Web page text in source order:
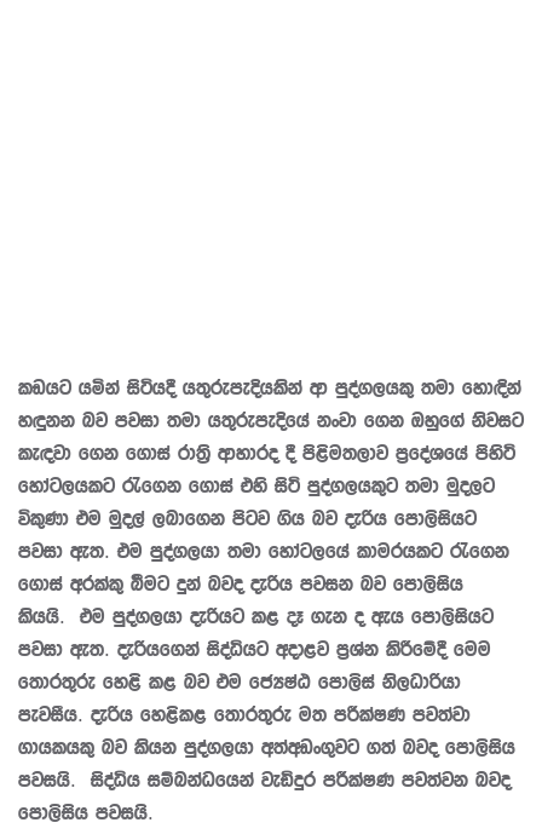
කඩයට යමින් සිටියදී යතුරුපැදියකින් ආ පුද්ගලයකු තමා හොඳින්
හඳුනන බව පවසා තමා යතුරුපැදියේ නංවා ගෙන ඔහුගේ නිවසට
කැඳවා ගෙන ගොස් රාත්‍රි ආහාරද දී පිළිමතලාව ප්‍රදේශයේ පිහිටි
හෝටලයකට රැගෙන ගොස් එහි සිටි පුද්ගලයකුට තමා මුදලට
විකුණා එම මුදල් ලබාගෙන පිටව ගිය බව දැරිය පොලිසියට
පවසා ඇත. එම පුද්ගලයා තමා හෝටලයේ කාමරයකට රැගෙන
ගොස් අරක්කු බීමට දුන් බවද දැරිය පවසන බව පොලිසිය
කියයි. එම පුද්ගලයා දැරියට කළ දෑ ගැන ද ඇය පොලිසියට
පවසා ඇත. දැරියගෙන් සිද්ධියට අදාළව ප්‍රශ්න කිරීමේදී මෙම
තොරතුරු හෙළි කළ බව එම ජ්‍යෙෂ්ඨ පොලිස් නිලධාරියා
පැවසීය. දැරිය හෙළිකළ තොරතුරු මත පරීක්ෂණ පවත්වා
ගායකයකු බව කියන පුද්ගලයා අත්අඩංගුවට ගත් බවද පොලිසිය
පවසයි. සිද්ධිය සම්බන්ධයෙන් වැඩිදුර පරීක්ෂණ පවත්වන බවද
පොලිසිය පවසයි.